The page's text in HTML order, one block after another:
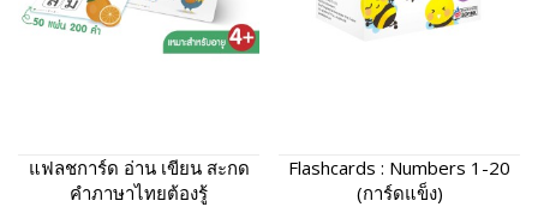
แฟลชการ์ด อ่าน เขียน สะกด
คำภาษาไทยต้องรู้
Flashcards : Numbers 1-20
(การ์ดแข็ง)